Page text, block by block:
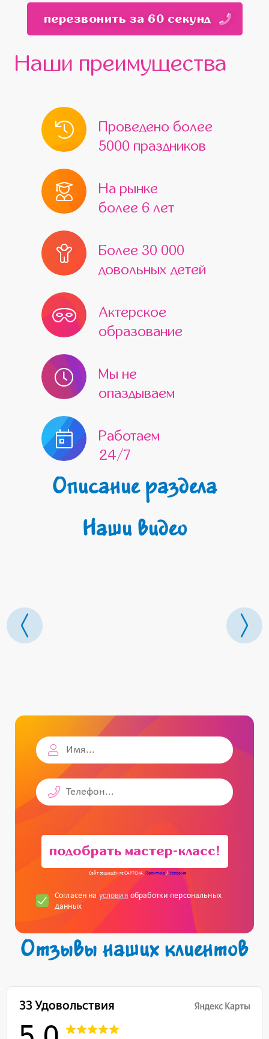
перезвонить за 60 секунд
Наши преимущества
Проведено более
5000 праздников
На рынке
более 6 лет
Более 30 000
довольных детей
Актерское
образование
Мы не
опаздываем
Работаем
24/7
Описание раздела
Наши видео
подобрать мастер-класс!
Сайт защищён reCAPTCHA. Политика/Условия
Согласен на условия обработки персональных
данных
Отзывы наших клиентов